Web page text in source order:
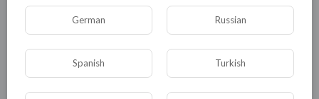
Опубликовать
German Russian
Spanish Turkish